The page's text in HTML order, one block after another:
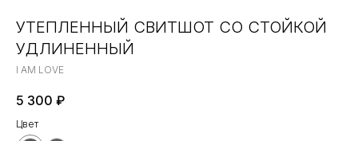
УТЕПЛЕННЫЙ СВИТШОТ СО СТОЙКОЙ
УДЛИНЕННЫЙ
I AM LOVE
5 300 ₽
Цвет